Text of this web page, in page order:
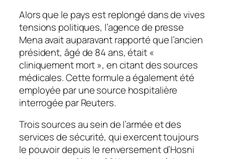
Alors que le pays est replongé dans de vives
tensions politiques, l’agence de presse
Mena avait auparavant rapporté que l’ancien
président, âgé de 84 ans, était «
cliniquement mort », en citant des sources
médicales. Cette formule a également été
employée par une source hospitalière
interrogée par Reuters.
Trois sources au sein de l’armée et des
services de sécurité, qui exercent toujours
le pouvoir depuis le renversement d’Hosni